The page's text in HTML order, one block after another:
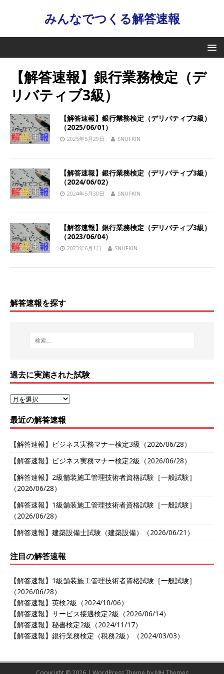
みんなでつくる解答速報
【解答速報】銀行業務検定（デ
リバティブ3級）
【解答速報】銀行業務検定（デリバティブ3級）
（2025/06/01）
2025年5月29日 SNUFKIN
【解答速報】銀行業務検定（デリバティブ3級）
（2024/06/02）
2024年5月30日 SNUFKIN
【解答速報】銀行業務検定（デリバティブ3級）
（2023/06/04）
2023年6月1日 SNUFKIN
解答速報を探す
過去に実施された試験
最近の解答速報
【解答速報】ビジネス実務マナー検定3級（2026/06/28）
【解答速報】ビジネス実務マナー検定2級（2026/06/28）
【解答速報】2級舗装施工管理技術者資格試験［一般試験］
（2026/06/28）
【解答速報】1級舗装施工管理技術者資格試験［一般試験］
（2026/06/28）
【解答速報】建築設備士試験（建築設備）（2026/06/21）
注目の解答速報
【解答速報】1級舗装施工管理技術者資格試験［一般試験］
（2026/06/28）
【解答速報】英検2級（2024/10/06）
【解答速報】サービス接遇検定2級（2026/06/14）
【解答速報】秘書検定2級（2024/11/17）
【解答速報】銀行業務検定（税務2級）（2024/03/03）